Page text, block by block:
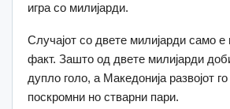
игра со милијарди.
Случајот со двете милијарди само е
факт. Зашто од двете милијарди
дупло голо, а Македонија развојот
поскромни но стварни пари.